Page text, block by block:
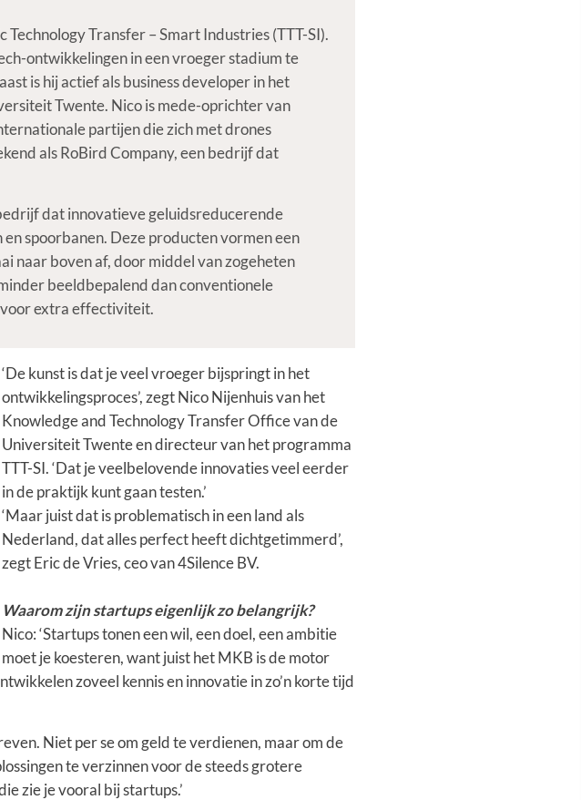
Transfer – Smart Industries (TTT-SI).
ontwikkelingen in een vroeger stadium te
is hij actief als business developer in het
Twente. Nico is mede-oprichter van
partijen die zich met drones
als RoBird Company, een bedrijf dat
dat innovatieve geluidsreducerende
spoorbanen. Deze producten vormen een
naar boven af, door middel van zogeheten
beeldbepalend dan conventionele
extra effectiviteit.
‘De kunst is dat je veel vroeger bijspringt in het
ontwikkelingsproces’, zegt Nico Nijenhuis van het
Knowledge and Technology Transfer Office van de
Universiteit Twente en directeur van het programma
TTT-SI. ‘Dat je veelbelovende innovaties veel eerder
in de praktijk kunt gaan testen.’
‘Maar juist dat is problematisch in een land als
Nederland, dat alles perfect heeft dichtgetimmerd’,
zegt Eric de Vries, ceo van 4Silence BV.
Waarom zijn startups eigenlijk zo belangrijk?
Nico: ‘Startups tonen een wil, een doel, een ambitie
je koesteren, want juist het MKB is de motor
zoveel kennis en innovatie in zo’n korte tijd
Niet per se om geld te verdienen, maar om de
te verzinnen voor de steeds grotere
zie je vooral bij startups.’